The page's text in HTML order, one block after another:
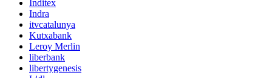
Inditex
Indra
itvcatalunya
Kutxabank
Leroy Merlin
liberbank
libertygenesis